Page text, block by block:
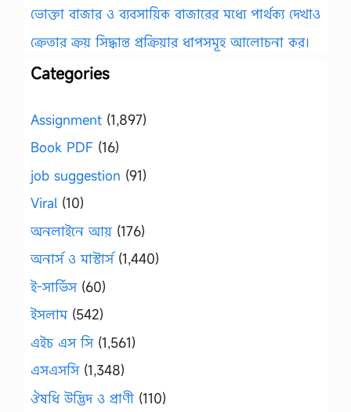
ভোক্তা বাজার ও ব্যবসায়িক বাজারের মধ্যে পার্থক্য দেখাও
ক্রেতার ক্রয় সিদ্ধান্ত প্রক্রিয়ার ধাপসমূহ আলোচনা কর।
Categories
Assignment (1,897)
Book PDF (16)
job suggestion (91)
Viral (10)
অনলাইনে আয় (176)
অনার্স ও মাস্টার্স(1,440)
ই-সার্ভিস(60)
ইসলাম(542)
এইচ এস সি(1,561)
এসএসসি(1,348)
ঔষধি উদ্ভিদ ও প্রাণী (110)